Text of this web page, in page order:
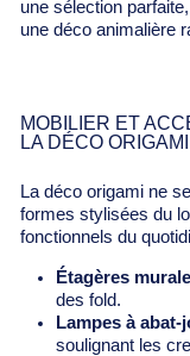
une sélection
une déco animalière
MOBILIER ET
LA DÉCO
La déco origami ne
formes stylisées du
fonctionnels du
Étagères
des fold.
Lampes à
soulignant les